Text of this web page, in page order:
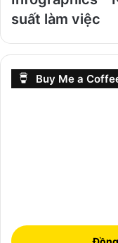
suất làm việc
Buy Me a